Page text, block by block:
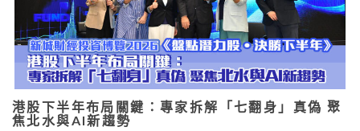
港股下半年布局關鍵：專家拆解「七翻身」真偽 聚
焦北水與AI新趨勢